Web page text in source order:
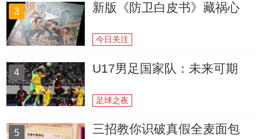
3 新版《防卫白皮书》藏祸心
今日关注
4 U17男足国家队：未来可期
足球之夜
5 三招教你识破真假全麦面包